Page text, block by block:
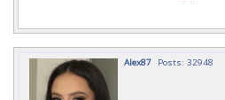
Alex87 Posts: 32948